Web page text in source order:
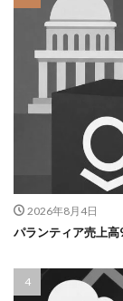
2026年8月4日
パランティア売上